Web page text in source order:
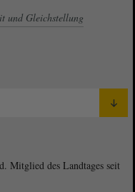
und Gleichstellung
Mitglied des Landtages seit